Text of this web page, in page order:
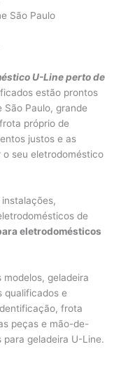
São Paulo
U-Line perto de
estão prontos
São Paulo, grande
próprio de
justos e as
seu eletrodoméstico
de
eletrodomésticos
modelos, geladeira
qualificados e
frota
peças e mão-de-
geladeira U-Line.